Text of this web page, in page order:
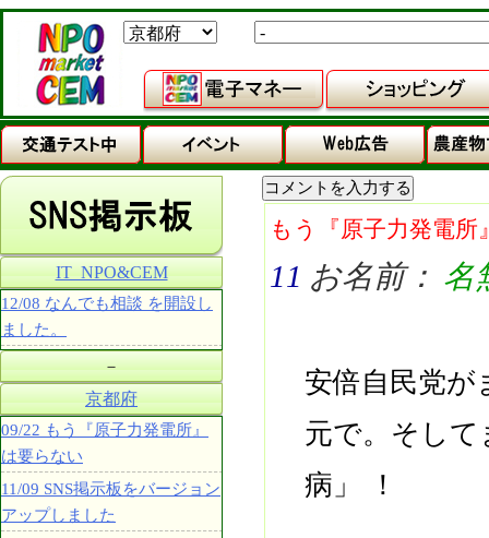
もう『原子力発電
11 お名前： 名
安倍自民党が
元で。そして
病」 ！
IT_NPO&CEM
12/08 なんでも相談 を開設し
ました。
－
京都府
09/22 もう『原子力発電所』
は要らない
11/09 SNS掲示板をバージョン
アップしました